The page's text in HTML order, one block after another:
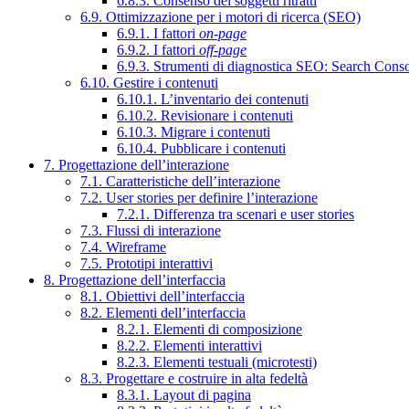
6.9. Ottimizzazione per i motori di ricerca (SEO)
6.9.1. I fattori on-page
6.9.2. I fattori off-page
6.9.3. Strumenti di diagnostica SEO: Search
6.10. Gestire i contenuti
6.10.1. L’inventario dei contenuti
6.10.2. Revisionare i contenuti
6.10.3. Migrare i contenuti
6.10.4. Pubblicare i contenuti
7. Progettazione dell’interazione
7.1. Caratteristiche dell’interazione
7.2. User stories per definire l’interazione
7.2.1. Differenza tra scenari e user stories
7.3. Flussi di interazione
7.4. Wireframe
7.5. Prototipi interattivi
8. Progettazione dell’interfaccia
8.1. Obiettivi dell’interfaccia
8.2. Elementi dell’interfaccia
8.2.1. Elementi di composizione
8.2.2. Elementi interattivi
8.2.3. Elementi testuali (microtesti)
8.3. Progettare e costruire in alta fedeltà
8.3.1. Layout di pagina